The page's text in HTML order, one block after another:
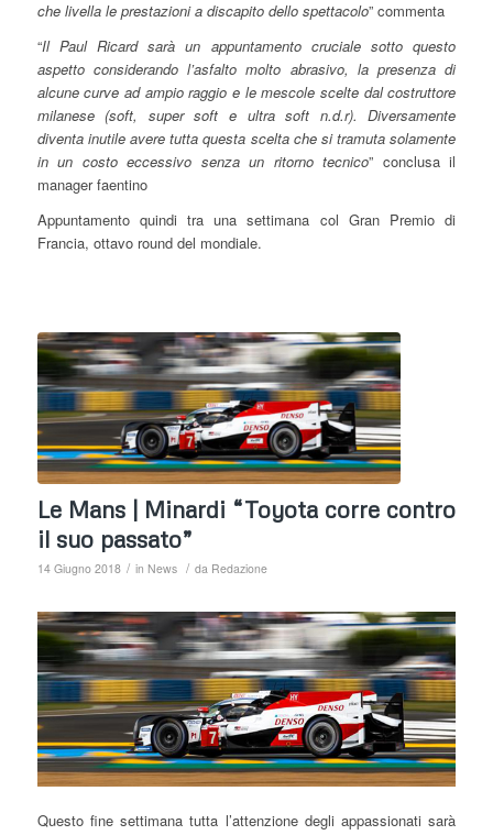
che livella le prestazioni a discapito dello spettacolo” commenta
“Il Paul Ricard sarà un appuntamento cruciale sotto questo
aspetto considerando l’asfalto molto abrasivo, la presenza di
alcune curve ad ampio raggio e le mescole scelte dal costruttore
milanese (soft, super soft e ultra soft n.d.r). Diversamente
diventa inutile avere tutta questa scelta che si tramuta solamente
in un costo eccessivo senza un ritorno tecnico” conclusa il
manager faentino
Appuntamento quindi tra una settimana col Gran Premio di
Francia, ottavo round del mondiale.
Le Mans | Minardi “Toyota corre contro
il suo passato”
14 Giugno 2018 / in News / da Redazione
Questo fine settimana tutta l’attenzione degli appassionati sarà